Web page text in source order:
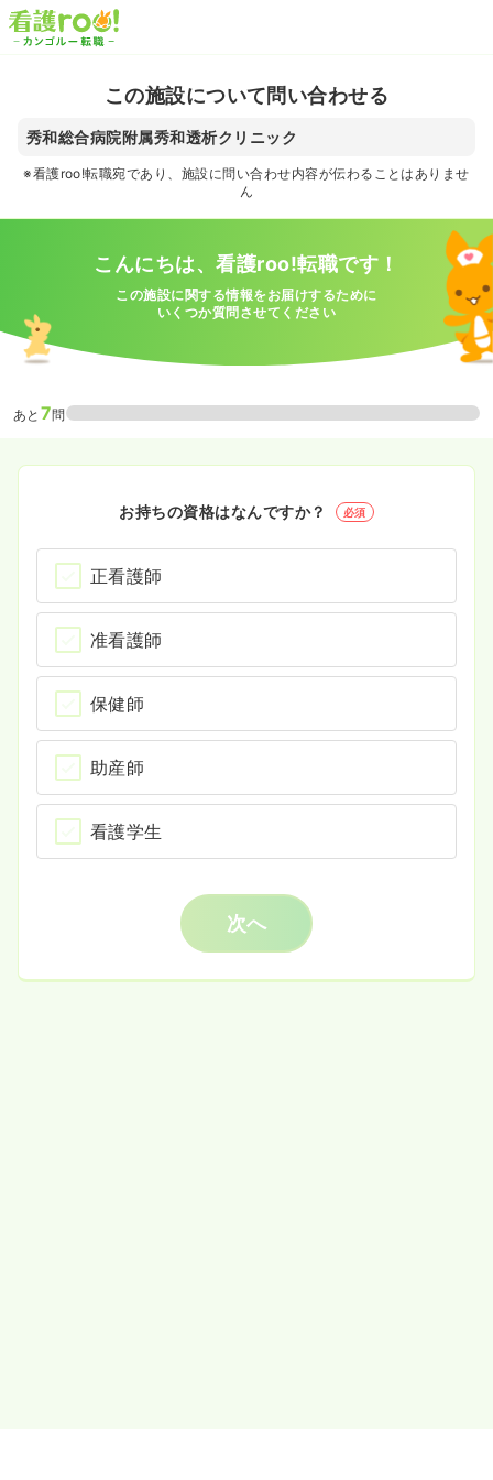
この施設について問い合わせる
秀和総合病院附属秀和透析クリニック
※看護roo!転職宛であり、施設に問い合わせ内容が伝わることはありませ
ん
こんにちは、看護roo!転職です！
この施設に関する情報をお届けするために
いくつか質問させてください
あと 7問
お持ちの資格はなんですか？ 必須
正看護師
准看護師
保健師
助産師
看護学生
次へ